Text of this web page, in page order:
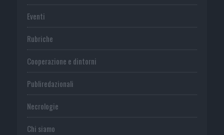
Eventi
Rubriche
Cooperazione e dintorni
Publiredazionali
Necrologie
Chi siamo